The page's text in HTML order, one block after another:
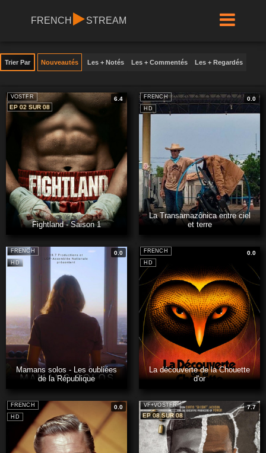
FRENCH STREAM
Trier Par Nouveautés Les + Notés Les + Commentés Les + Regardés
VOSTFR
6.4
EP 02 SUR 08
Fightland - Saison 1
HD
FRENCH 0.0
La Transamazônica entre ciel
et terre
HD
FRENCH 0.0
Mamans solos - Les oubliées
de la République
HD
FRENCH 0.0
La découverte de la Chouette
d'or
HD
FRENCH 0.0 VF+VOSTFR
7.7
EP 08 SUR 08